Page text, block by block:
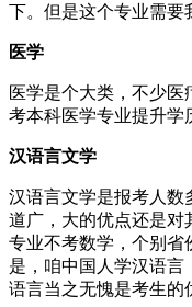
下。但是这个专业需要
医学
医学是个大类，不少
考本科医学专业提升学
汉语言文学
汉语言文学是报考人数
道广，大的优点还是对
专业不考数学，个别省
是，咱中国人学汉语言
语言当之无愧是考生的